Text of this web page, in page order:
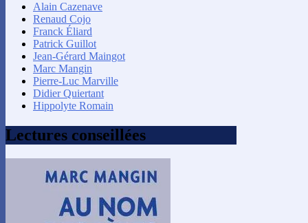
Alain Cazenave
Renaud Cojo
Franck Éliard
Patrick Guillot
Jean-Gérard Maingot
Marc Mangin
Pierre-Luc Marville
Didier Quiertant
Hippolyte Romain
Lectures conseillées